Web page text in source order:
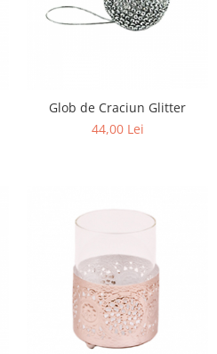
Glob de Craciun Glitter
44,00 Lei